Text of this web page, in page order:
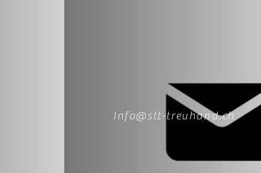
Info@stt-treuhand.ch